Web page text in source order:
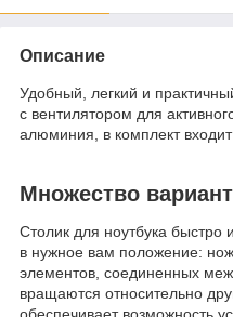
Описание
Удобный, легкий и
с вентилятором для
алюминия, в комплект
Множество
Столик для ноутбука быстро
в нужное вам положение:
элементов, соединенных
вращаются относительно